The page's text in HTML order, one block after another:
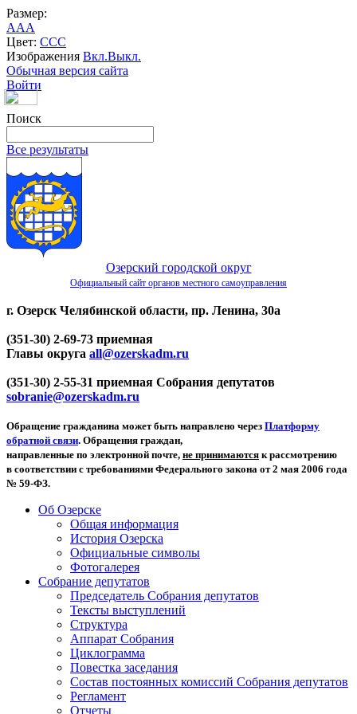
Размер:
AAA
Цвет: CCC
Изображения Вкл.Выкл.
Обычная версия сайта
Войти
Поиск
Все результаты
Озерский городской округ
Официальный сайт органов местного самоуправления
г. Озерск Челябинской области, пр. Ленина, 30а
(351-30) 2-69-73 приемная
Главы округа all@ozerskadm.ru
(351-30) 2-55-31 приемная Собрания депутатов
sobranie@ozerskadm.ru
Обращение гражданина может быть направлено через Платформу
обратной связи. Обращения граждан,
направленные по электронной почте, не принимаются к рассмотрению
в соответствии с требованиями Федерального закона от 2 мая 2006 года
№ 59-ФЗ.
Об Озерске
Общая информация
История Озерска
Официальные символы
Фотогалерея
Собрание депутатов
Председатель Собрания депутатов
Тексты выступлений
Структура
Аппарат Собрания
Циклограмма
Повестка заседания
Состав постоянных комиссий Собрания депутатов
Регламент
Отчеты